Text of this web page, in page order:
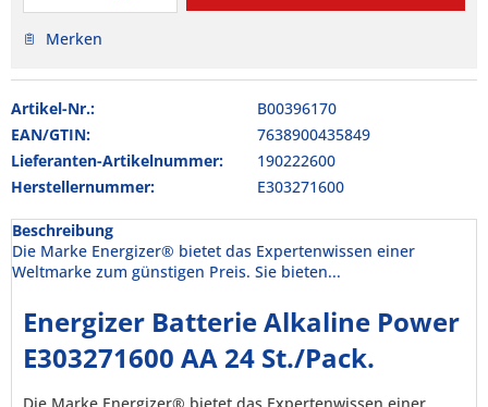
Merken
Artikel-Nr.:
B00396170
EAN/GTIN:
7638900435849
Lieferanten-Artikelnummer:
190222600
Herstellernummer:
E303271600
Beschreibung
Die Marke Energizer® bietet das Expertenwissen einer
Weltmarke zum günstigen Preis. Sie bieten...
Energizer Batterie Alkaline Power
E303271600 AA 24 St./Pack.